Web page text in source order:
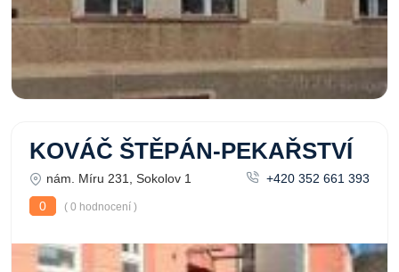
KOVÁČ ŠTĚPÁN-PEKAŘSTVÍ
nám. Míru 231, Sokolov 1
+420 352 661 393
0
( 0 hodnocení )